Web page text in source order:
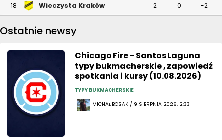
18 Wieczysta Kraków 2 0 -2
Ostatnie newsy
Chicago Fire - Santos Laguna
typy bukmacherskie , zapowiedź
spotkania i kursy (10.08.2026)
TYPY BUKMACHERSKIE
MICHAŁ BOSAK / 9 SIERPNIA 2026, 2:33